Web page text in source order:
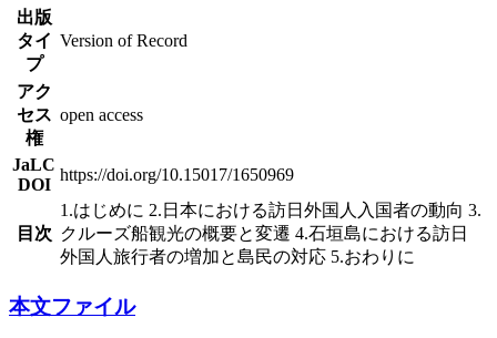
出版
タイ
プ
Version of Record
アク
セス
権
open access
JaLC
DOI
https://doi.org/10.15017/1650969
目次
1.はじめに 2.日本における訪日外国人入国者の動向 3.
クルーズ船観光の概要と変遷 4.石垣島における訪日
外国人旅行者の増加と島民の対応 5.おわりに
本文ファイル